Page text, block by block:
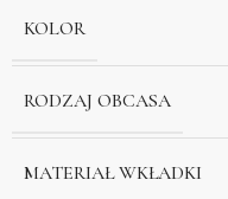
KOLOR
RODZAJ OBCASA
MATERIAŁ WKŁADKI